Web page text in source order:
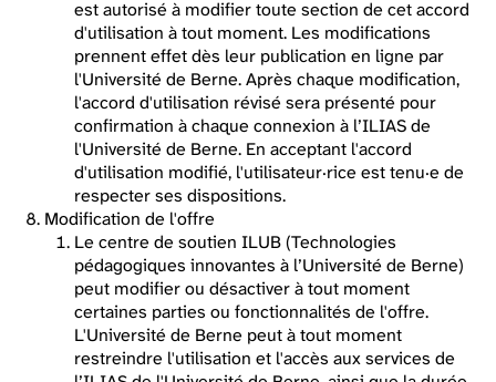
est autorisé à modifier toute section de cet accord
d'utilisation à tout moment. Les modifications
prennent effet dès leur publication en ligne par
l'Université de Berne. Après chaque modification,
l'accord d'utilisation révisé sera présenté pour
confirmation à chaque connexion à l’ILIAS de
l'Université de Berne. En acceptant l'accord
d'utilisation modifié, l'utilisateur·rice est tenu·e de
respecter ses dispositions.
Modification de l'offre
Le centre de soutien ILUB (Technologies
pédagogiques innovantes à l’Université de Berne)
peut modifier ou désactiver à tout moment
certaines parties ou fonctionnalités de l'offre.
L'Université de Berne peut à tout moment
restreindre l'utilisation et l'accès aux services de